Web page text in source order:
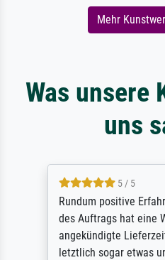
Mehr
Was unsere
uns
5 / 5
Rundum positive
des Auftrags hat eine
angekündigte
letztlich sogar etwas